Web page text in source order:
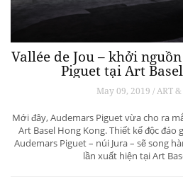
Vallée de Jou – khởi
Piguet tại Art
May 09, 2019 / ART &
Mới đây, Audemars Piguet vừa cho ra
Art Basel Hong Kong. Thiết kế độc
Audemars Piguet – núi Jura – sẽ song
lần xuất hiện tại Art